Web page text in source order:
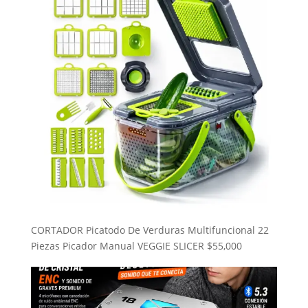
$85,000.
CORTADOR Picatodo De Verduras Multifuncional 22
Piezas Picador Manual VEGGIE SLICER $55,000